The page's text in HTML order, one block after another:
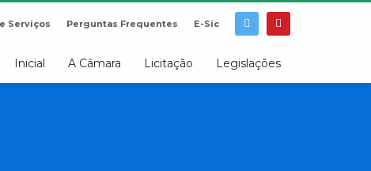
Serviços Perguntas Frequentes E-Sic
Inicial A Câmara Licitação Legislações